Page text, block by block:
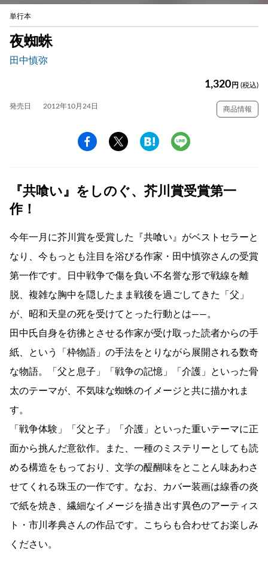
単行本
夜蜘蛛
田中慎弥
1,320 円 (税込)
発売日 2012年10月24日 商品情報
『共喰い』をしのぐ、芥川賞受賞第一
作！
今年一月に芥川賞を受賞した『共喰い』がベストセラーと
なり、今もっとも注目を浴びる作家・田中慎弥さんの受賞
第一作です。日中戦争で傷を負い不名誉な形で戦線を離
脱、複雑な胸中を隠したまま戦後を過ごしてきた「父」
が、昭和天皇の死を受けてとった行動とは――。
田中氏自身を彷彿とさせる作家が受け取った読者からの手
紙、という「枠物語」の手法をとりながら展開される数奇
な物語。「父と息子」「戦争の記憶」「介護」といった骨
太のテーマが、不気味な蜘蛛のイメージと共に描かれま
す。
「戦争体験」「父と子」「介護」といった重いテーマに正
面から挑んだ意欲作。また、一種のミステリーとしても読
める構造をもっており、文学の醍醐味をとことん味あわさ
せてくれる珠玉の一作です。なお、カバー装画は線香の炎
で紙を焼き、繊細なイメージを描き出す異色のアーティス
ト・市川孝典さんの作品です。こちらも合わせてお楽しみ
ください。